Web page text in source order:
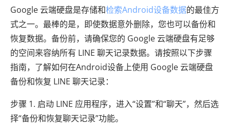
Google 云端硬盘是存储和检索Android设备数据的最佳方
式之一。最棒的是，即使数据意外删除，您也可以备份和
恢复数据。备份前，请确保您的 Google 云端硬盘有足够
的空间来容纳所有 LINE 聊天记录数据。请按照以下步骤
指南，了解如何在Android设备上使用 Google 云端硬盘
备份和恢复 LINE 聊天记录：
步骤 1. 启动 LINE 应用程序，进入“设置”和“聊天”，然后选
择“备份和恢复聊天记录”功能。